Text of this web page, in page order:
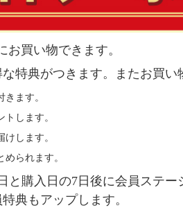
買い物できます。
特典がつきます。またお買い
ます。
します。
します。
られます。
と購入日の7日後に会員ステー
典もアップします。